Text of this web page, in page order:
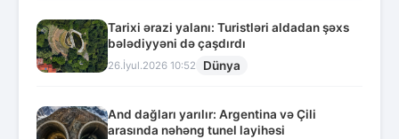
Tarixi ərazi yalanı: Turistləri aldadan şəxs
bələdiyyəni də çaşdırdı
26.İyul.2026 10:52 Dünya
And dağları yarılır: Argentina və Çili
arasında nəhəng tunel layihəsi